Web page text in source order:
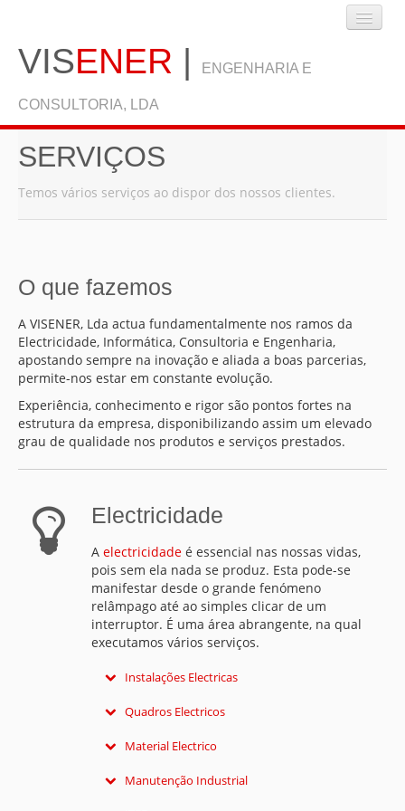
VISENER | ENGENHARIA E
CONSULTORIA, LDA
INÍCIO
EMPRESA
SERVIÇOS
MAPA DO SITE
SERVIÇOS
Temos vários serviços ao dispor dos nossos clientes.
O que fazemos
A VISENER, Lda actua fundamentalmente nos ramos da
Electricidade, Informática, Consultoria e Engenharia,
apostando sempre na inovação e aliada a boas parcerias,
permite-nos estar em constante evolução.
Experiência, conhecimento e rigor são pontos fortes na
estrutura da empresa, disponibilizando assim um elevado
grau de qualidade nos produtos e serviços prestados.
Electricidade
A electricidade é essencial nas nossas vidas,
pois sem ela nada se produz. Esta pode-se
manifestar desde o grande fenómeno
relâmpago até ao simples clicar de um
interruptor. É uma área abrangente, na qual
executamos vários serviços.
Instalações Electricas
Executamos todo o tipo de Instalações Electricas em
Quadros Electricos
Projectamos, elaboramos e electrificamos Quadros
dos nossos clientes, cumprindo sempre as normas
Material Electrico
Fornecemos todo o tipo de Material Electrico de
Manutenção Industrial